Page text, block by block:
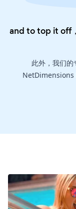
and to top it off
此外，我们
NetDimensions